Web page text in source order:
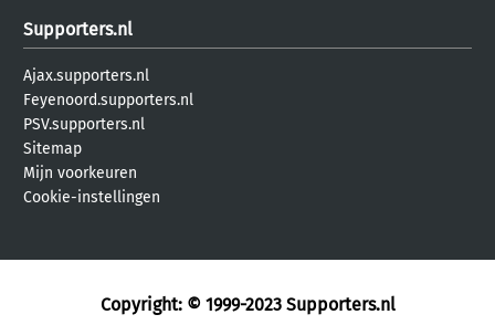
Supporters.nl
Ajax.supporters.nl
Feyenoord.supporters.nl
PSV.supporters.nl
Sitemap
Mijn voorkeuren
Cookie-instellingen
Copyright: © 1999-2023 Supporters.nl